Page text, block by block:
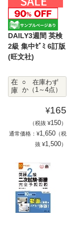
DAILY3週間 英検
2級 集中ｾﾞﾐ 6訂版
(旺文社)
在
庫
○ 在庫わず
か（1～4点）
¥165
（税抜 ¥150）
通常価格：¥1,650（税
抜 ¥1,500）